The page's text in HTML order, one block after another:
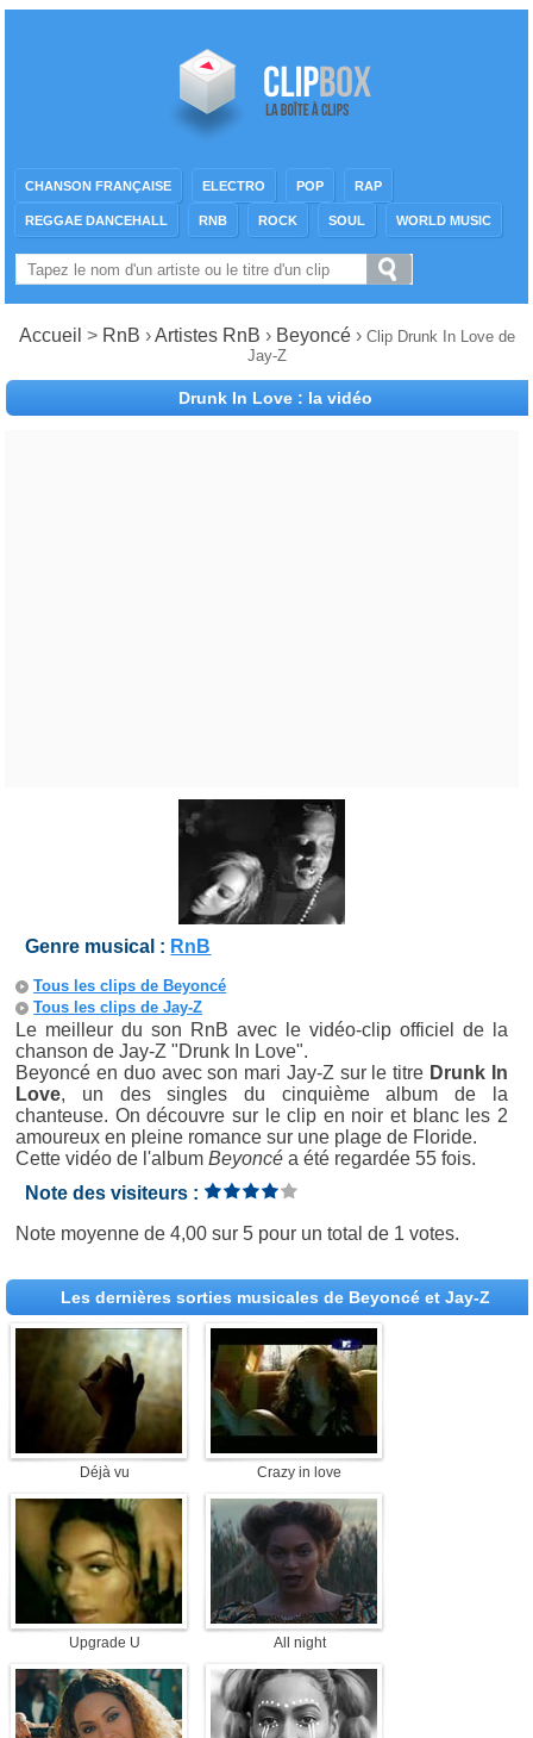
CHANSON FRANÇAISE ELECTRO POP RAP
REGGAE DANCEHALL RNB ROCK SOUL WORLD MUSIC
Accueil > RnB ›Artistes RnB › Beyoncé › Clip Drunk In Love de
Jay-Z
Drunk In Love : la vidéo
Genre musical : RnB
Tous les clips de Beyoncé
Tous les clips de Jay-Z
Le meilleur du son RnB avec le vidéo-clip officiel de la
chanson de Jay-Z "Drunk In Love".
Beyoncé en duo avec son mari Jay-Z sur le titre Drunk In
Love, un des singles du cinquième album de la
chanteuse. On découvre sur le clip en noir et blanc les 2
amoureux en pleine romance sur une plage de Floride.
Cette vidéo de l'albumBeyoncé a été regardée 55 fois.
Note des visiteurs :
Note moyenne de4,00 sur5 pour un total de 1 votes.
Les dernières sorties musicales de Beyoncé et Jay-Z
Déjà vu Crazy in love
Upgrade U All night